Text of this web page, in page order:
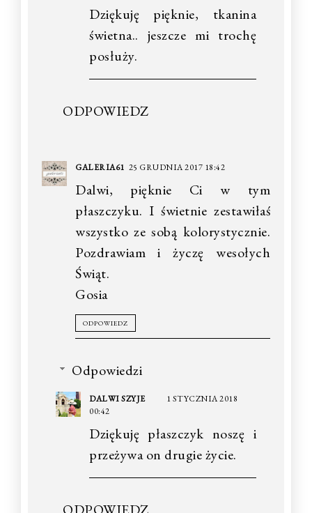
Dziękuję pięknie, tkanina
świetna.. jeszcze mi trochę
posłuży.
ODPOWIEDZ
GALERIA61 25 GRUDNIA 2017 18:42
Dalwi, pięknie Ci w tym
płaszczyku. I świetnie zestawiłaś
wszystko ze sobą kolorystycznie.
Pozdrawiam i życzę wesołych
Świąt.
Gosia
ODPOWIEDZ
Odpowiedzi
DALWI SZYJE
1 STYCZNIA 2018
00:42
Dziękuję płaszczyk noszę i
przeżywa on drugie życie.